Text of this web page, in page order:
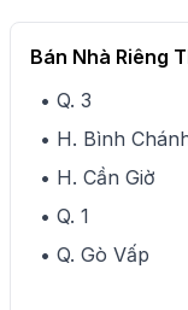
Bán Nhà Riêng
• Q. 3
• H. Bình
• H. Cần Giờ
• Q. 1
• Q. Gò Vấp